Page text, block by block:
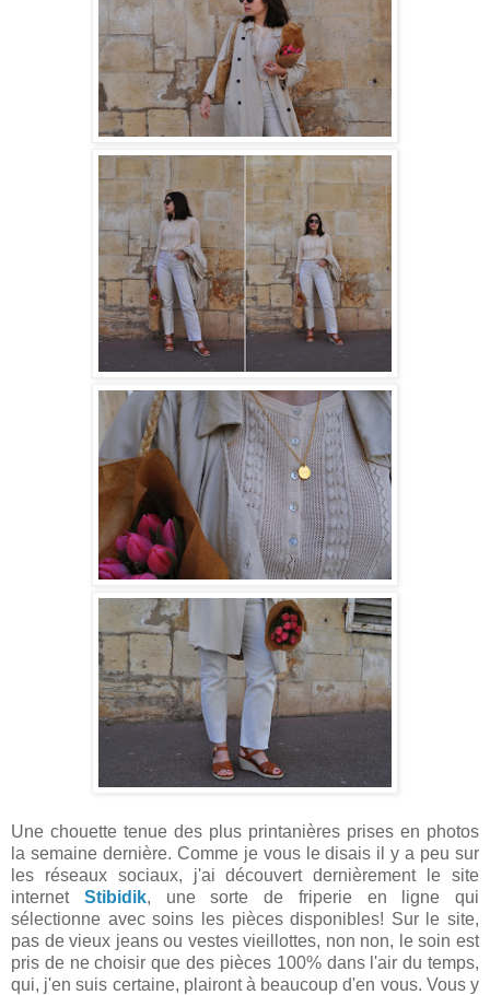
Une chouette tenue des plus printanières prises en photos
la semaine dernière. Comme je vous le disais il y a peu sur
les réseaux sociaux, j'ai découvert dernièrement le site
internet Stibidik, une sorte de friperie en ligne qui
sélectionne avec soins les pièces disponibles! Sur le site,
pas de vieux jeans ou vestes vieillottes, non non, le soin est
pris de ne choisir que des pièces 100% dans l'air du temps,
qui, j'en suis certaine, plairont à beaucoup d'en vous. Vous y